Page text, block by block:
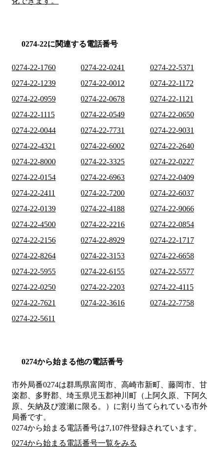
0274-22に関連する電話番号
0274-22-1760 0274-22-0241
0274-22-5371
0274-22-1239
0274-22-0012
0274-22-1172
0274-22-0959
0274-22-0678
0274-22-1121
0274-22-1115
0274-22-0549
0274-22-0650
0274-22-0044
0274-22-7731
0274-22-9031
0274-22-4321
0274-22-6002
0274-22-2640
0274-22-8000
0274-22-3325
0274-22-0227
0274-22-0154
0274-22-6963
0274-22-0409
0274-22-2411
0274-22-7200
0274-22-6037
0274-22-0139
0274-22-4188
0274-22-9066
0274-22-4500
0274-22-2216
0274-22-0854
0274-22-2156
0274-22-8929
0274-22-1717
0274-22-8264
0274-22-3153
0274-22-6658
0274-22-5955
0274-22-6155
0274-22-5577
0274-22-0250
0274-22-2203
0274-22-4115
0274-22-7621
0274-22-3616
0274-22-7758
0274-22-5611
0274から始まる他の電話番号
市外局番0274は群馬県富岡市、高崎市新町、藤岡市、甘
楽郡、多野郡、埼玉県児玉郡神川町（上阿久原、下阿久
原、矢納及び渡瀬に限る。） に割り当てられている市外
局番です。
0274から始まる電話番号は7,107件登録されています。
0274から始まる電話番号一覧をみる